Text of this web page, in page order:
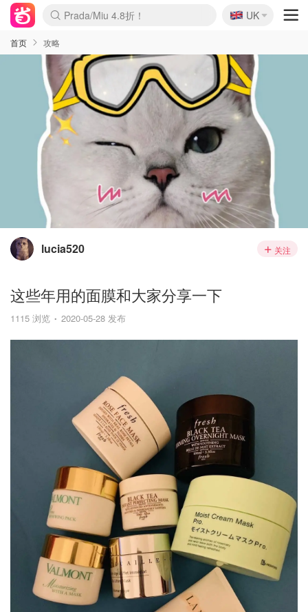
Prada/Miu 4.8折！
🇬🇧
UK
首页 攻略
lucia520 关注
这些年用的面膜和大家分享一下
1115 浏览 2020-05-28 发布